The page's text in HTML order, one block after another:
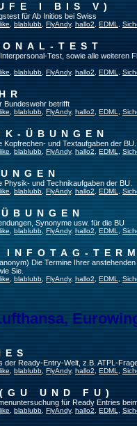
I BIS V)
für Ab Initios bei Swiss
blablubb FlyAndy, hallo2 EDML
TEST
Test, sowie alle weiteren
blablubb FlyAndy, hallo2 EDML
Bundeswehr betrifft
blablubb FlyAndy, hallo2 EDML
ÜBUNGEN
Kopfrechen- und Textaufgaben der BU.
blablubb FlyAndy, hallo2 EDML
Physik- und Technikaufgaben der BU.
blablubb FlyAndy, hallo2 EDML
Synonyme usw. für die BU
blablubb FlyAndy, hallo2 EDML
INFOTAG-
Die Termine Ihrer
Sie.
blablubb FlyAndy, hallo2 EDML
der Ready-Entry-Welt, z.B. ATPL-
blablubb FlyAndy, hallo2 EDML
UND FU)
für Ready Entries
blablubb FlyAndy, hallo2 EDML